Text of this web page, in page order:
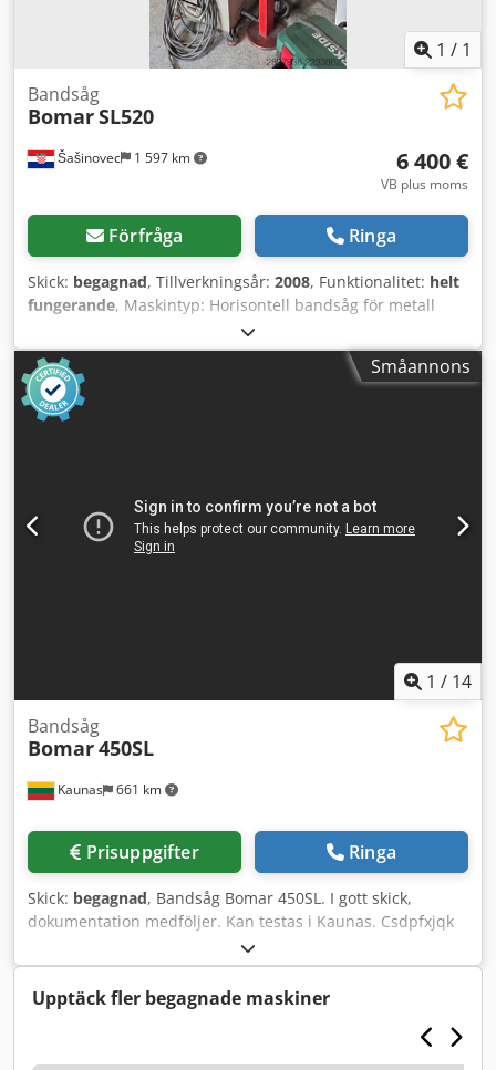
1 / 1
Šašinovec 1 597 km
Bandsåg
BomarSL520
6 400 €
VB plus moms
Förfråga Ringa
Skick: begagnad, Tillverkningsår: 2008, Funktionalitet: helt
fungerande, Maskintyp: Horisontell bandsåg för metall
Kapacitet: ca Ø 520 mm Sågbandets mått: (varierar
beroende på modell) Sågbandshastighet: steglös eller med
flera steg Huvudmotor: Trefasmotor Hydraulisk matning av
sågen Crodpjzl Atnofx Ahgjf Hydraulisk materialspännare
Kylsystem Borste för rengöring av sågbandet Sågbandets
Småannons
1 / 14
Kaunas 661 km
Bandsåg
Bomar450SL
Prisuppgifter Ringa
Skick: begagnad, Bandsåg Bomar 450SL. I gott skick,
dokumentation medföljer. Kan testas i Kaunas. Csdpfxjqk
U Rro Ahgerf Specifikation: Modell: Bomar 450SL Om ni har
fler frågor svarar vi gärna.
Upptäck fler begagnade maskiner